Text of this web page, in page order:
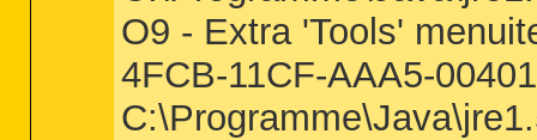
O9 - Extra 'Tools'
4FCB-11CF-AAA5-